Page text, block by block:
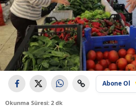
Abone Ol
Okunma Süresi: 2 dk